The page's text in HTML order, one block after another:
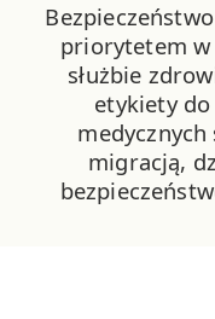
priorytetem w
służbie
etykiety
medycznych
migracją,